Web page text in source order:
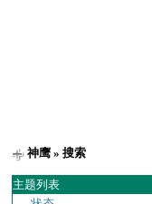
神鹰 » 搜索
主题列表